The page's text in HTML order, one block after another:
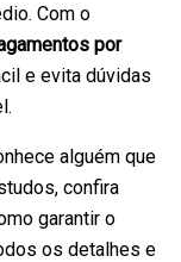
Com o
por
e evita dúvidas
alguém que
confira
garantir o
os detalhes e